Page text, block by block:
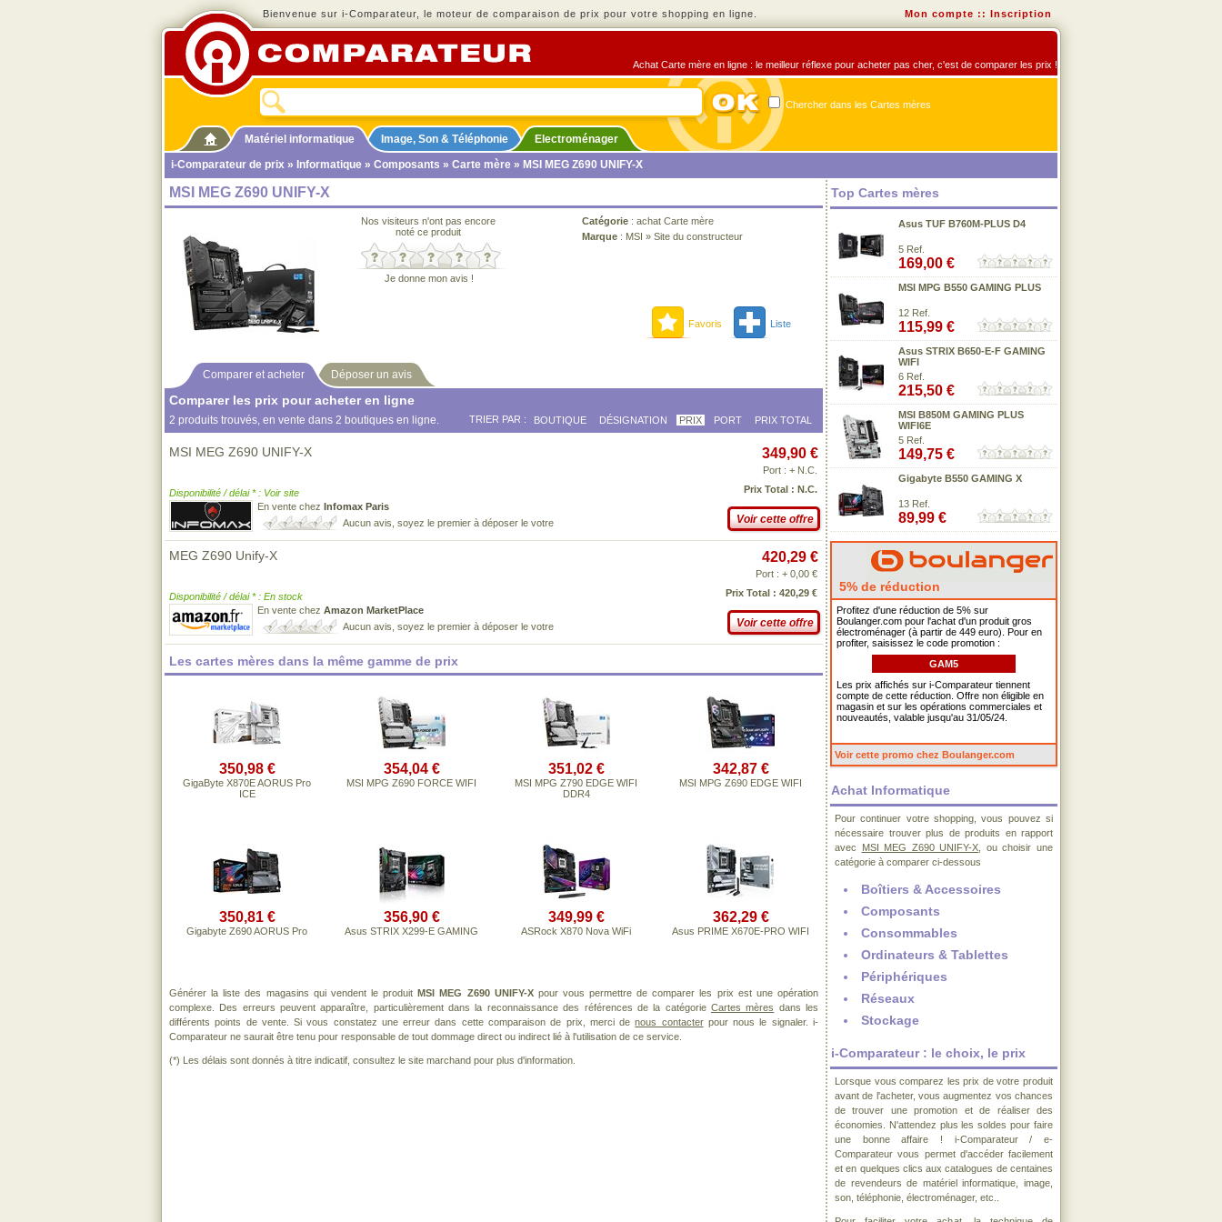
Bienvenue sur i-Comparateur, le moteur de comparaison de prix pour votre shopping en ligne. Mon compte :: Inscription
Achat Carte mère en ligne : le meilleur réflexe pour acheter pas cher, c'est de comparer les prix !
Chercher dans les Cartes mères
Matériel informatique Image, Son & Téléphonie
Electroménager
i-Comparateur de prix » Informatique » Composants » Carte mère » MSI MEG Z690 UNIFY-X
MSI MEG Z690 UNIFY-X
Nos visiteurs n'ont pas encore
noté ce produit
Je donne mon avis !
Catégorie : achat Carte mère
Marque : MSI » Site du constructeur
Favoris Liste
Comparer et acheter Déposer un avis
Comparer les prix pour acheter en ligne
2 produits trouvés, en vente dans 2 boutiques en ligne. TRIER PAR : BOUTIQUE DÉSIGNATION PRIX PORT PRIX TOTAL
MSI MEG Z690 UNIFY-X
Disponibilité / délai * : Voir site
En vente chez Infomax Paris
Aucun avis, soyez le premier à déposer le votre
349,90 €
Port : + N.C.
Prix Total : N.C.
Voir cette offre
MEG Z690 Unify-X
Disponibilité / délai * : En stock
En vente chez Amazon MarketPlace
Aucun avis, soyez le premier à déposer le votre
420,29 €
Port : + 0,00 €
Prix Total : 420,29 €
Voir cette offre
Les cartes mères dans la même gamme de prix
350,98 €
GigaByte X870E AORUS Pro
ICE
354,04 €
MSI MPG Z690 FORCE WIFI
351,02 €
MSI MPG Z790 EDGE WIFI
DDR4
342,87 €
MSI MPG Z690 EDGE WIFI
350,81 €
Gigabyte Z690 AORUS Pro
356,90 €
Asus STRIX X299-E GAMING
349,99 €
ASRock X870 Nova WiFi
362,29 €
Asus PRIME X670E-PRO WIFI
Générer la liste des magasins qui vendent le produitMSI MEG Z690 UNIFY-Xpour vous permettre de comparer les prix est une opération
complexe. Des erreurs peuvent apparaître, particulièrement dans la reconnaissance des références de la catégorie Cartes mères dans les
différents points de vente. Si vous constatez une erreur dans cette comparaison de prix, merci denous contacterpour nous le signaler. i-
Comparateur ne saurait être tenu pour responsable de tout dommage direct ou indirect lié à l'utilisation de ce service.
(*) Les délais sont donnés à titre indicatif, consultez le site marchand pour plus d'information.
Top Cartes mères
Asus TUF B760M-PLUS D4
5 Ref.
169,00 €
MSI MPG B550 GAMING PLUS
12 Ref.
115,99 €
Asus STRIX B650-E-F GAMING
WIFI
6 Ref.
215,50 €
MSI B850M GAMING PLUS
WIFI6E
5 Ref.
149,75 €
Gigabyte B550 GAMING X
13 Ref.
89,99 €
5% de réduction
Profitez d'une réduction de 5% sur
Boulanger.com pour l'achat d'un produit gros
électroménager (à partir de 449 euro). Pour en
profiter, saisissez le code promotion :
GAM5
Les prix affichés sur i-Comparateur tiennent
compte de cette réduction. Offre non éligible en
magasin et sur les opérations commerciales et
nouveautés, valable jusqu'au 31/05/24.
Voir cette promo chez Boulanger.com
Achat Informatique
Pour continuer votre shopping, vous pouvez si
nécessaire trouver plus de produits en rapport
avec
MSI MEG Z690 UNIFY-X , ou choisir une
catégorie à comparer ci-dessous
Boîtiers & Accessoires
Composants
Consommables
Ordinateurs & Tablettes
Périphériques
Réseaux
Stockage
i-Comparateur : le choix, le prix
Lorsque vous comparez les prix de votre produit
avant de l'acheter, vous augmentez vos chances
de trouver une promotion et de réaliser des
économies. N'attendez plus les soldes pour faire
une bonne affaire ! i-Comparateur / e-
Comparateur vous permet d'accéder facilement
et en quelques clics aux catalogues de centaines
de revendeurs de matériel informatique, image,
son, téléphonie, électroménager, etc..